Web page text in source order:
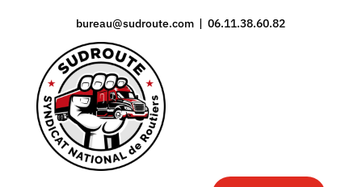
bureau@sudroute.com | 06.11.38.60.82